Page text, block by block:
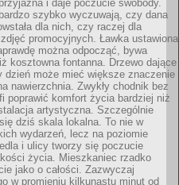
i daje poczucie swobody.
szybko wyczuwają, czy dana
dla nich, czy raczej dla
promocyjnych. Ławka ustawiona
można odpocząć, bywa
kosztowna fontanna. Drzewo dające
dzień może mieć większe znaczenie
nawierzchnia. Zwykły chodnik bez
poprawić komfort życia bardziej niż
artystyczna. Szczególnie
dziś skala lokalna. To nie w
wydarzeń, lecz na poziomie
i ulicy tworzy się poczucie
życia. Mieszkaniec rzadko
jako o całości. Zazwyczaj
w promieniu kilkunastu minut od